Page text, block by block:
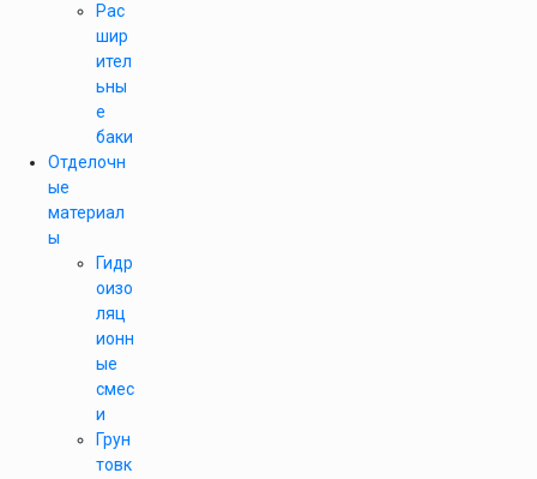
Рас
шир
ител
ьны
е
баки
Отделочн
ые
материал
ы
Гидр
оизо
ляц
ионн
ые
смес
и
Грун
товк